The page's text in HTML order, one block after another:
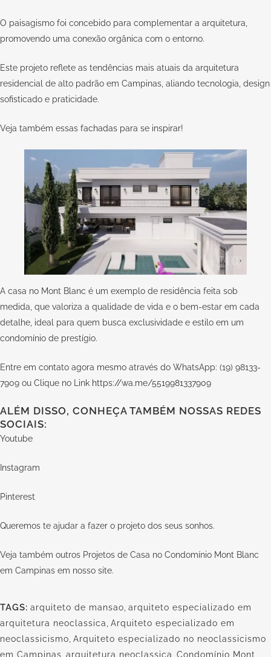
O paisagismo foi concebido para complementar a arquitetura,
promovendo uma conexão orgânica com o entorno.
Este projeto reflete as tendências mais atuais da arquitetura
residencial de alto padrão em Campinas, aliando tecnologia, design
sofisticado e praticidade.
Veja também essas fachadas para se inspirar!
A casa no Mont Blanc é um exemplo de residência feita sob
medida, que valoriza a qualidade de vida e o bem-estar em cada
detalhe, ideal para quem busca exclusividade e estilo em um
condomínio de prestígio.
Entre em contato agora mesmo através do WhatsApp: (19) 98133-
7909 ou Clique no Link https://wa.me/5519981337909
ALÉM DISSO, CONHEÇA TAMBÉM NOSSAS REDES
SOCIAIS:
Youtube
Instagram
Pinterest
Queremos te ajudar a fazer o projeto dos seus sonhos.
Veja também outros Projetos de Casa no Condomínio Mont Blanc
em Campinas em nosso site.
TAGS: arquiteto de mansao arquiteto especializado em
arquitetura neoclassica Arquiteto especializado em
neoclassicismo Arquiteto especializado no neoclassicismo
em Campinas arquitetura neoclassica Condomínio Mont